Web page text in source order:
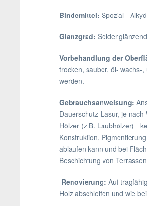
Bindemittel: Spezial -
Glanzgrad:
Vorbehandlung der
trocken, sauber, öl- wachs-
werden.
Gebrauchsanweisung:
Dauerschutz-Lasur, je
Hölzer (z.B. Laubhölzer) -
Konstruktion,
ablaufen kann und bei
Beschichtung von
Renovierung: Auf
Holz abschleifen und wie